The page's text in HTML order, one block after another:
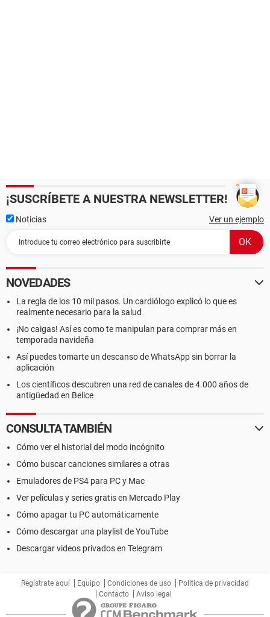
¡SUSCRÍBETE A NUESTRA NEWSLETTER!
Noticias Ver un ejemplo
NOVEDADES
La regla de los 10 mil pasos. Un cardiólogo explicó lo que es
realmente necesario para la salud
¡No caigas! Así es como te manipulan para comprar más en
temporada navideña
Así puedes tomarte un descanso de WhatsApp sin borrar la
aplicación
Los científicos descubren una red de canales de 4.000 años de
antigüedad en Belice
CONSULTA TAMBIÉN
Cómo ver el historial del modo incógnito
Cómo buscar canciones similares a otras
Emuladores de PS4 para PC y Mac
Ver películas y series gratis en Mercado Play
Cómo apagar tu PC automáticamente
Cómo descargar una playlist de YouTube
Descargar videos privados en Telegram
Regístrate aquí Equipo Condiciones de uso
Política de privacidad
Contacto
Aviso legal